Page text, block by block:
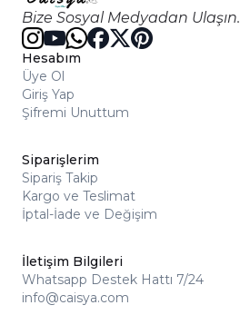
Bize Sosyal Medyadan Ulaşın.
Hesabım
Üye Ol
Giriş Yap
Şifremi Unuttum
Siparişlerim
Sipariş Takip
Kargo ve Teslimat
İptal-İade ve Değişim
İletişim Bilgileri
Whatsapp Destek Hattı 7/24
info@caisya.com